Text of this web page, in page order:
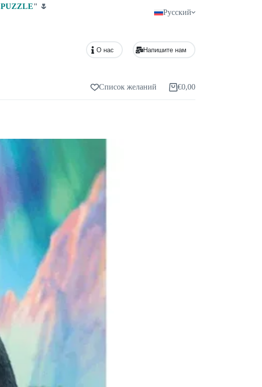
PUZZLE" 🌷
Русский
О нас Напишите нам
Список желаний Корзина
€0,00